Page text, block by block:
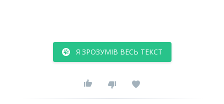
Я ЗРОЗУМІВ ВЕСЬ ТЕКСТ